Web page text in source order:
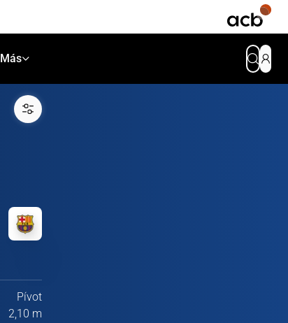
Más
Pívot
2,10 m